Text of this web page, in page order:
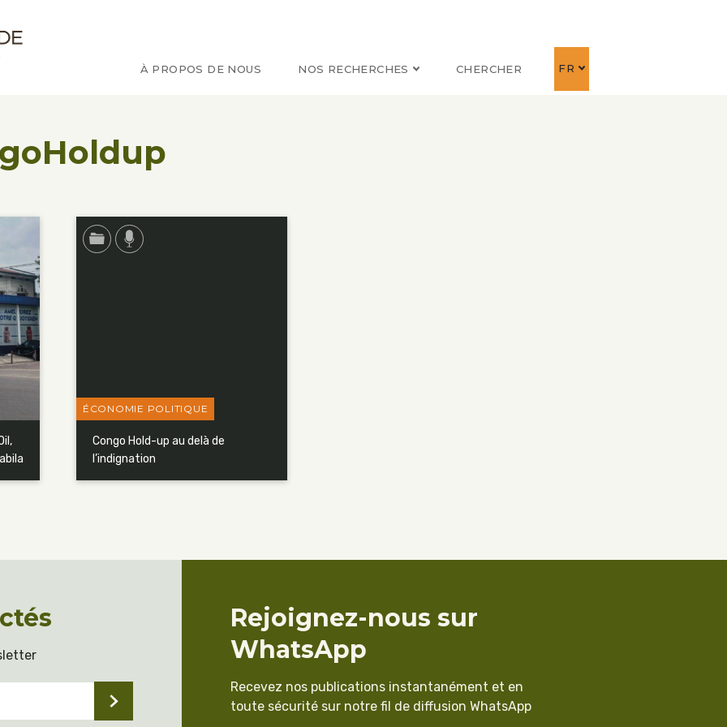
d'étude sur le Congo
À PROPOS DE NOUS NOS RECHERCHES CHERCHER FR
Congo Hold-up au delà de
l’indignation
ÉCONOMIE POLITIQUE
Rejoignez-nous sur
WhatsApp
Recevez nos publications instantanément et en
toute sécurité sur notre fil de diffusion WhatsApp